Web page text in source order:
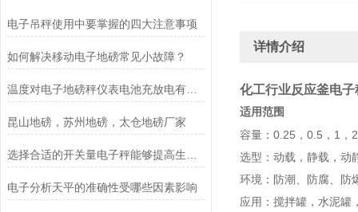
电子吊秤使用中要掌握的四大注意事项
如何解决移动电子地磅常见小故障？
温度对电子地磅秤仪表电池充放电有什么影响？
昆山地磅，苏州地磅，太仓地磅厂家
电子分析天平的准确性受哪些因素影响
详情介绍
化工行业反应釜电子
适用范围
容量：0.25，0.5，1，
选型：动载，静载，动
环境：防潮、防腐、防
应用：搅拌罐，水泥罐